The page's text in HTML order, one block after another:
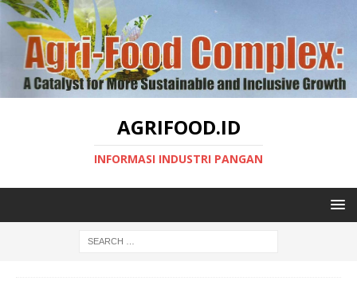
AGRIFOOD.ID
INFORMASI INDUSTRI PANGAN